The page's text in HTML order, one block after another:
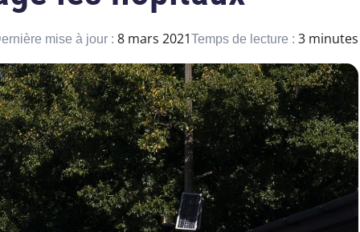
mise à jour : 8 mars 2021Temps de lecture : 3 minutes